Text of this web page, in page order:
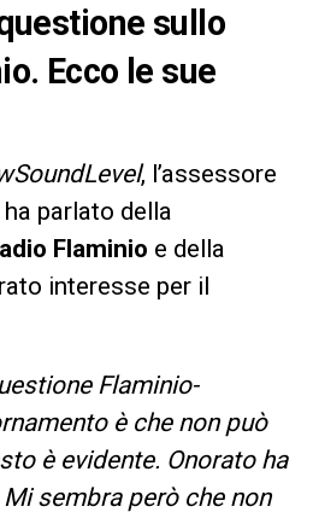
sullo
Ecco le sue
, l’assessore
ha parlato della
Flaminio e della
interesse per il
Flaminio-
è che non può
è evidente. Onorato ha
sembra però che non